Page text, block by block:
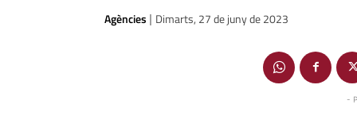
Agències | Dimarts, 27 de juny de 2023
-